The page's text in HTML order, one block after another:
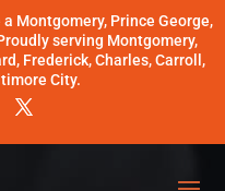
Montgomery, Prince George,
serving Montgomery,
Frederick, Charles, Carroll,
City.